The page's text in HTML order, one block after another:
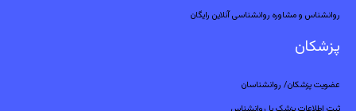
روانشناس و مشاوره روانشناسی آنلاین رایگان
پزشکان
عضویت پزشکان/ روانشناسان